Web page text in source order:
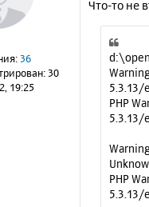
36
30
19:25
о
б
Что-то не
5.3.13/
PHP
5.3.13/
PHP
5.3.13/